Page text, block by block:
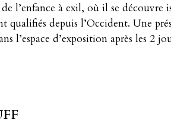
l’enfance à exil, où il se découvre
qualifiés depuis l’Occident. Une
l’espace d’exposition après les 2